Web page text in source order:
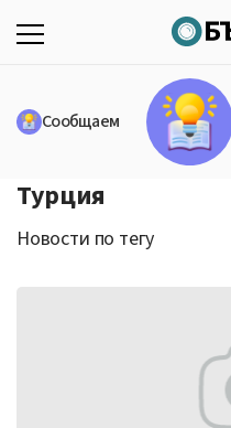
Сообщаем
Турция
Новости по тегу